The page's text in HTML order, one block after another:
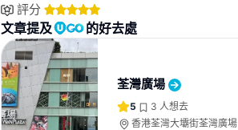
評分
文章提及 的好去處
荃灣廣場
5 3 人想去
香港荃灣大壩街荃灣廣場